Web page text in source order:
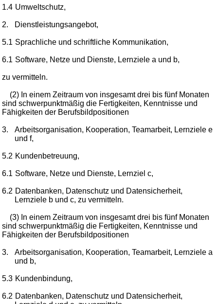
1.4 Umweltschutz,
2. Dienstleistungsangebot,
5.1 Sprachliche und schriftliche Kommunikation,
6.1 Software, Netze und Dienste, Lernziele a und b,
zu vermitteln.
(2) In einem Zeitraum von insgesamt drei bis fünf Monaten
sind schwerpunktmäßig die Fertigkeiten, Kenntnisse und
Fähigkeiten der Berufsbildpositionen
3.
Arbeitsorganisation, Kooperation, Teamarbeit, Lernziele e
und f,
5.2 Kundenbetreuung,
6.1 Software, Netze und Dienste, Lernziel c,
6.2 Datenbanken, Datenschutz und Datensicherheit,
Lernziele b und c, zu vermitteln.
(3) In einem Zeitraum von insgesamt drei bis fünf Monaten
sind schwerpunktmäßig die Fertigkeiten, Kenntnisse und
Fähigkeiten der Berufsbildpositionen
3.
Arbeitsorganisation, Kooperation, Teamarbeit, Lernziele a
und b,
5.3 Kundenbindung,
6.2 Datenbanken, Datenschutz und Datensicherheit,